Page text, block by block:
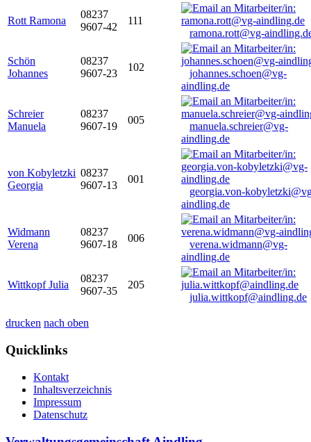
Rott Ramona
08237
9607-42
111
ramona.rott@vg-
Schön
Johannes
08237
9607-23
102
johannes.schoen@vg-
aindling.de
Schreier
Manuela
08237
9607-19
005
manuela.schreier@vg-
aindling.de
von Kobyletzki
Georgia
08237
9607-13
001
georgia.von-
aindling.de
Widmann
Verena
08237
9607-18
006
verena.widmann@vg-
aindling.de
Wittkopf Julia
08237
9607-35
205
julia.wittkopf@aindling.de
drucken nach oben
Quicklinks
Kontakt
Inhaltsverzeichnis
Impressum
Datenschutz